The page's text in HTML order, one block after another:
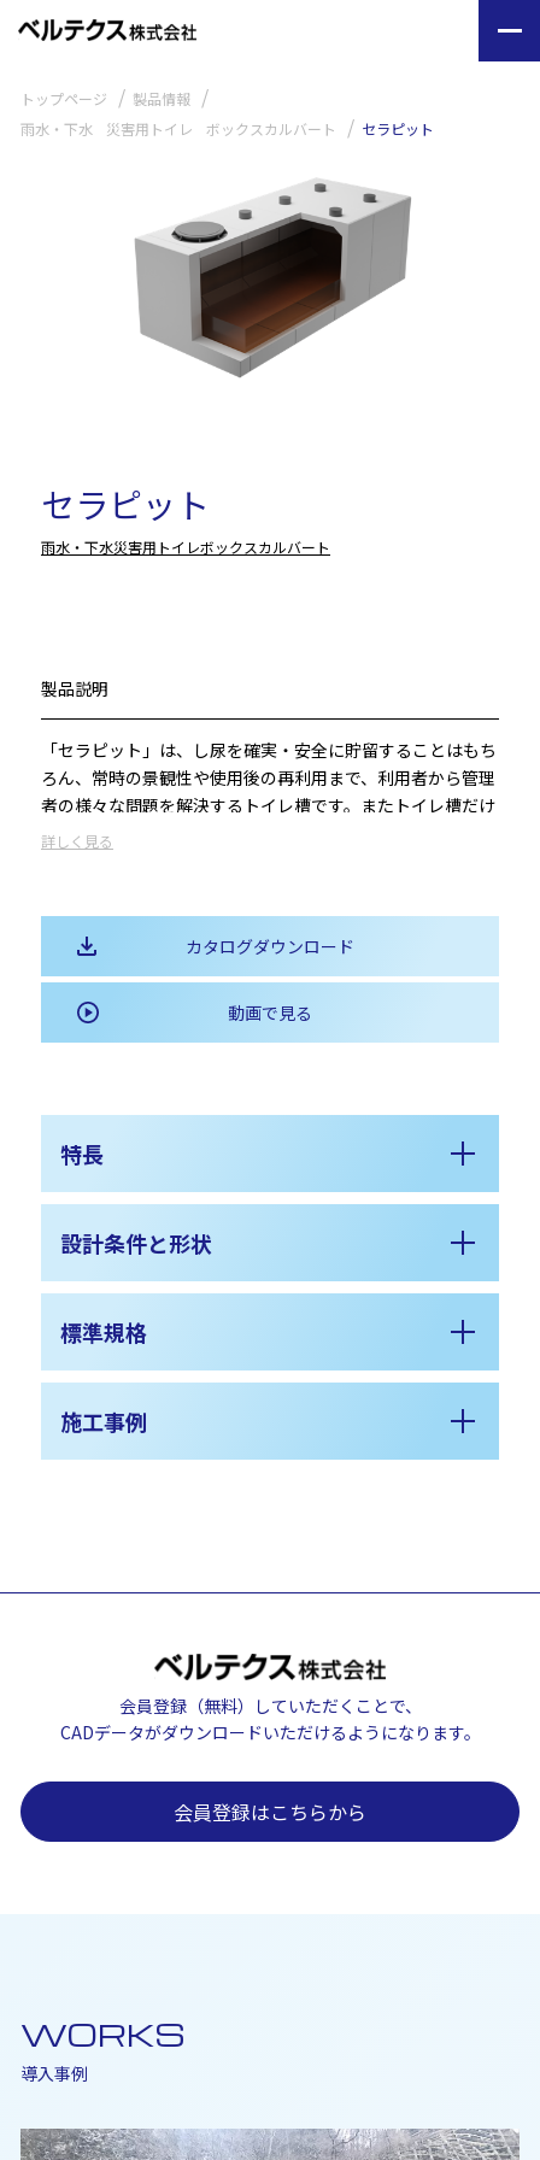
トップページ
製品情報
雨水・下水
災害用トイレ ボックスカルバート セラピット
セラピット
雨水・下水災害用トイレボックスカルバート
製品説明
「セラピット」は、し尿を確実・安全に貯留することはもち
ろん、常時の景観性や使用後の再利用まで、利用者から管理
者の様々な問題を解決するトイレ槽です。またトイレ槽だけ
ではなく、使用環境やニーズにマッチした様々なオプション
詳しく見る
カタログダウンロード
動画で見る
特長
設計条件と形状
標準規格
施工事例
会員登録（無料）していただくことで、
CADデータがダウンロードいただけるようになります。
会員登録はこちらから
WORKS
導入事例